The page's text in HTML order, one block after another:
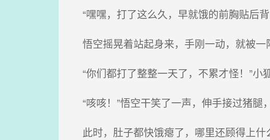
“嘿嘿，打了这么久，早就饿的前胸贴后背
悟空摇晃着站起身来，手刚一动，就被一
“你们都打了整整一天了，不累才怪！”小
“咳咳！”悟空干笑了一声，伸手接过猪腿
此时，肚子都快饿瘪了，哪里还顾得上什